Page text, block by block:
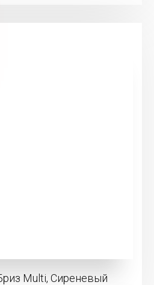
Multi, Сиреневый